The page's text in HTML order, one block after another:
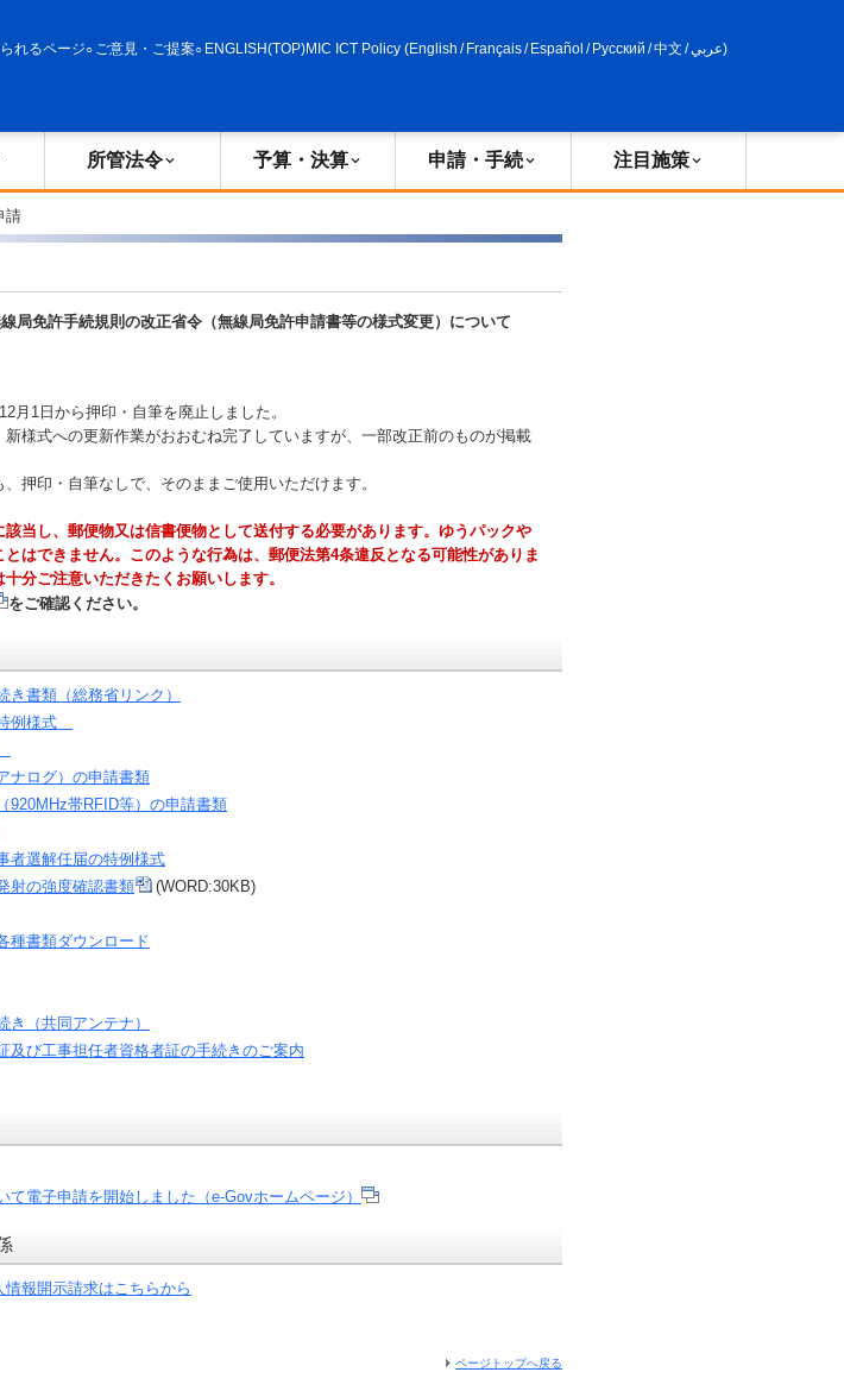
れるページ ご意見・ご提案 ENGLISH(TOP)MIC ICT Policy (English / Français/ Español / Русский /中文 /عربي)
所管法令 予算・決算 申請・手続 注目施策
請
局免許手続規則の改正省令（無線局免許申請書等の様式変更）について
月1日から押印・自筆を廃止しました。
様式への更新作業がおおむね完了していますが、一部改正前のものが掲載
押印・自筆なしで、そのままご使用いただけます。
当し、郵便物又は信書便物として送付する必要があります。ゆうパックや
はできません。このような行為は、郵便法第4条違反となる可能性がありま
分ご注意いただきたくお願いします。
をご確認ください。
書類（総務省リンク）
例様式
ナログ）の申請書類
920MHz帯RFID等）の申請書類
者選解任届の特例様式
射の強度確認書類
(WORD:30KB)
種書類ダウンロード
（共同アンテナ）
及び工事担任者資格者証の手続きのご案内
て電子申請を開始しました（e-Govホームページ）
報開示請求はこちらから
ページトップへ戻る